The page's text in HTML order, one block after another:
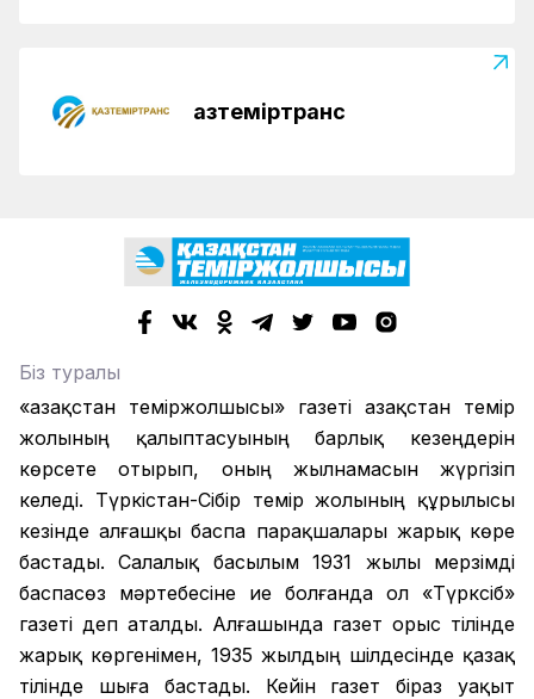
Қазтеміртранс
Біз туралы
«Қазақстан теміржолшысы» газеті Қазақстан темір
жолының қалыптасуының барлық кезеңдерін
көрсете отырып, оның жылнамасын жүргізіп
келеді. Түркістан-Сібір темір жолының құрылысы
кезінде алғашқы баспа парақшалары жарық көре
бастады. Салалық басылым 1931 жылы мерзімді
баспасөз мәртебесіне ие болғанда ол «Түрксіб»
газеті деп аталды. Алғашында газет орыс тілінде
жарық көргенімен, 1935 жылдың шілдесінде қазақ
тілінде шыға бастады. Кейін газет біраз уақыт